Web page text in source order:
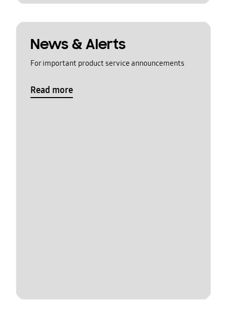
News & Alerts
For important product service announcements
Read more